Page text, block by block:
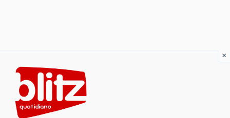
content
×